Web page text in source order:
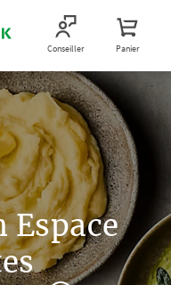
Conseiller Panier